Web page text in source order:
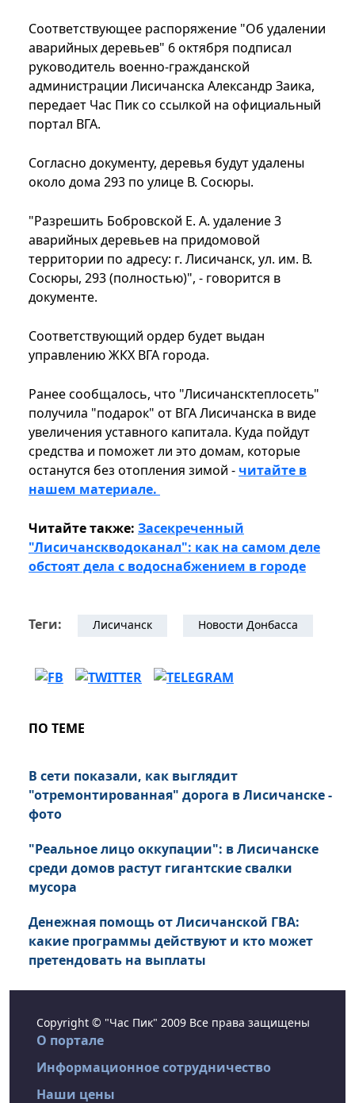
Соответствующее распоряжение "Об удалении
аварийных деревьев" 6 октября подписал
руководитель военно-гражданской
администрации Лисичанска Александр Заика,
передает Час Пик со ссылкой на официальный
портал ВГА.
Согласно документу, деревья будут удалены
около дома 293 по улице В. Сосюры.
"Разрешить Бобровской Е. А. удаление 3
аварийных деревьев на придомовой
территории по адресу: г. Лисичанск, ул. им. В.
Сосюры, 293 (полностью)", - говорится в
документе.
Соответствующий ордер будет выдан
управлению ЖКХ ВГА города.
Ранее сообщалось, что "Лисичансктеплосеть"
получила "подарок" от ВГА Лисичанска в виде
увеличения уставного капитала. Куда пойдут
средства и поможет ли это домам, которые
останутся без отопления зимой - читайте в
нашем материале.
Читайте также: Засекреченный
"Лисичанскводоканал": как на самом деле
обстоят дела с водоснабжением в городе
Теги: Лисичанск Новости Донбасса
ПО ТЕМЕ
В сети показали, как выглядит
"отремонтированная" дорога в Лисичанске -
фото
"Реальное лицо оккупации": в Лисичанске
среди домов растут гигантские свалки
мусора
Денежная помощь от Лисичанской ГВА:
какие программы действуют и кто может
претендовать на выплаты
Copyright © "Час Пик" 2009 Все права защищены
О портале
Информационное сотрудничество
Наши цены